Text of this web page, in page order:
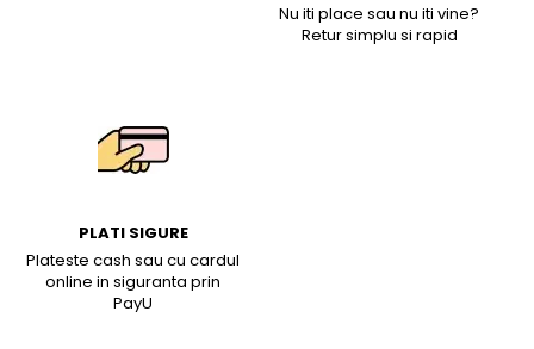
Nu iti place sau nu iti vine?
Retur simplu si rapid
PLATI SIGURE
Plateste cash sau cu cardul
online in siguranta prin
PayU